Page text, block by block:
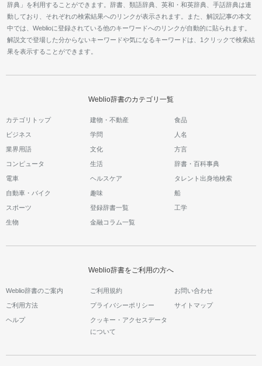
辞典」を利用することができます。辞書、類語辞典、英和・和英辞典、手話辞典は連
動しており、それぞれの検索結果へのリンクが表示されます。また、解説記事の本文
中では、Weblioに登録されている他のキーワードへのリンクが自動的に貼られます。
解説文で登場した分からないキーワードや気になるキーワードは、1クリックで検索結
果を表示することができます。
Weblio辞書のカテゴリ一覧
カテゴリトップ 建物・不動産 食品
ビジネス 学問 人名
業界用語 文化 方言
コンピュータ 生活 辞書・百科事典
電車 ヘルスケア タレント出身地検索
自動車・バイク 趣味 船
スポーツ 登録辞書一覧 工学
生物 金融コラム一覧
Weblio辞書をご利用の方へ
Weblio辞書のご案内 ご利用規約 お問い合わせ
ご利用方法 プライバシーポリシー サイトマップ
ヘルプ
クッキー・アクセスデータ
について